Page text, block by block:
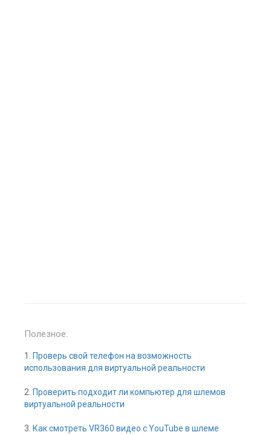
Полезное:
1.
Проверь свой телефон на возможность
использования для виртуальной реальности
2. Проверить подходит ли компьютер для шлемов
виртуальной реальности
3. Как смотреть VR360 видео с YouTube в шлеме